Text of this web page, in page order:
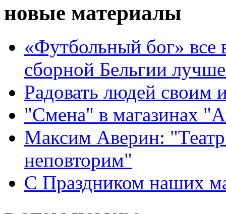
новые материалы
«Футбольный бог» все
сборной Бельгии
Радовать людей своим
"Смена" в магазинах
Максим Аверин:
неповторим"
С Праздником наших